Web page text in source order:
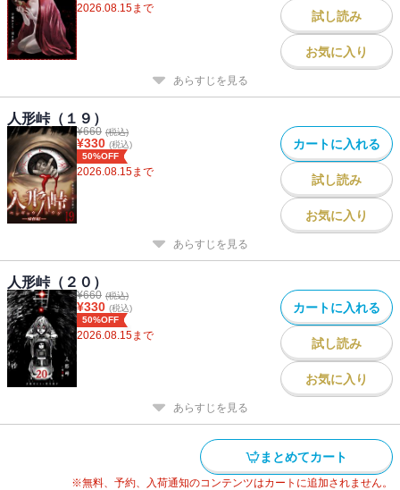
2026.08.15まで
試し読み
お気に入り
あらすじを見る
人形峠（１９）
¥660 (税込)
¥330 (税込)
50%OFF
2026.08.15まで
カートに入れる
試し読み
お気に入り
あらすじを見る
人形峠（２０）
¥660 (税込)
¥330 (税込)
50%OFF
2026.08.15まで
カートに入れる
試し読み
お気に入り
あらすじを見る
まとめてカート
※無料、予約、入荷通知のコンテンツはカートに追加されません。